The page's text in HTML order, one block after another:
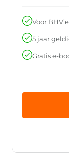
Voor
5 jaar
Gratis e-